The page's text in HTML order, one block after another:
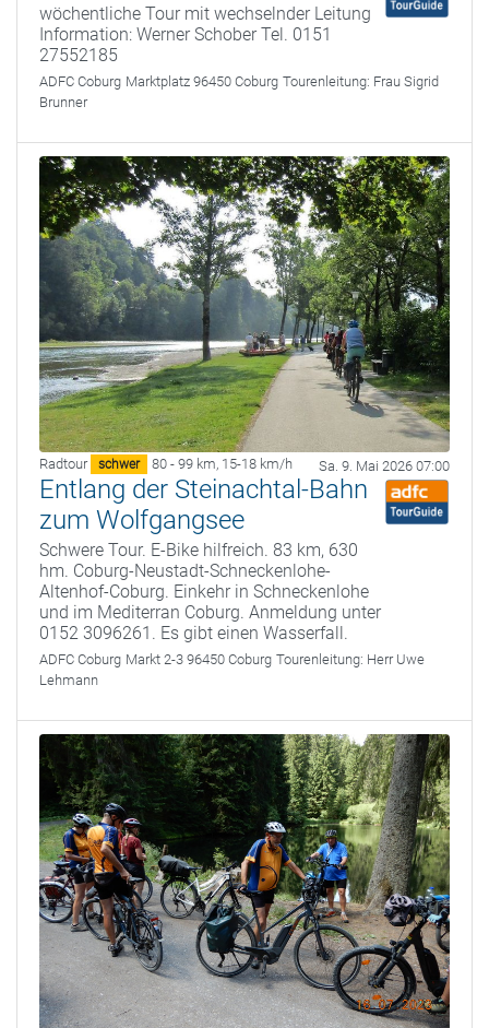
wöchentliche Tour mit wechselnder Leitung
Information: Werner Schober Tel. 0151
27552185
ADFC Coburg Marktplatz 96450 Coburg Tourenleitung: Frau Sigrid
Brunner
Radtour schwer 80 - 99 km, 15-18 km/h Sa. 9. Mai 2026 07:00
Entlang der Steinachtal-Bahn
zum Wolfgangsee
Schwere Tour. E-Bike hilfreich. 83 km, 630
hm. Coburg-Neustadt-Schneckenlohe-
Altenhof-Coburg. Einkehr in Schneckenlohe
und im Mediterran Coburg. Anmeldung unter
0152 3096261. Es gibt einen Wasserfall.
ADFC Coburg Markt 2-3 96450 Coburg Tourenleitung: Herr Uwe
Lehmann